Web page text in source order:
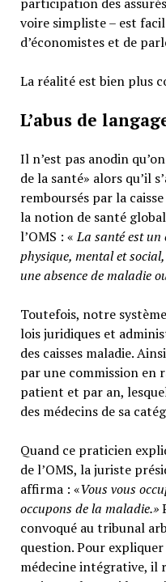
voire simpliste – est
d’économistes et de
La réalité est bien plus
L’abus de
Il n’est pas anodin
de la santé» alors qu’il
remboursés par la
la notion de santé
l’OMS : «La santé est un
physique, mental et social,
une absence de maladie
Toutefois, notre
lois juridiques et
des caisses maladie.
par une commission en
patient et par an,
des médecins de sa
Quand ce praticien
de l’OMS, la juriste
affirma : «Vous vous
occupons de la maladie.»
convoqué au tribunal
question. Pour
médecine intégrative, il